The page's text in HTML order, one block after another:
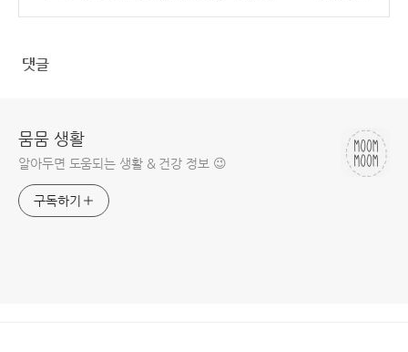
댓글
뭄뭄 생활
알아두면 도움되는 생활 & 건강 정보 😉
구독하기